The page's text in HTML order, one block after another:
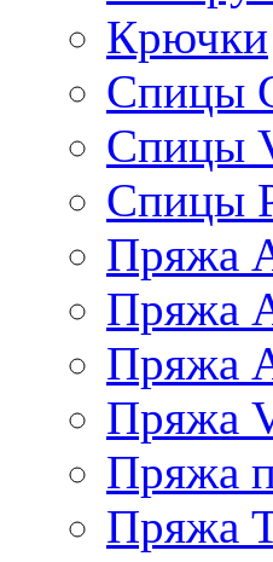
Крючки
Спицы
Спицы
Спицы
Пряжа
Пряжа
Пряжа
Пряжа
Пряжа
Пряжа